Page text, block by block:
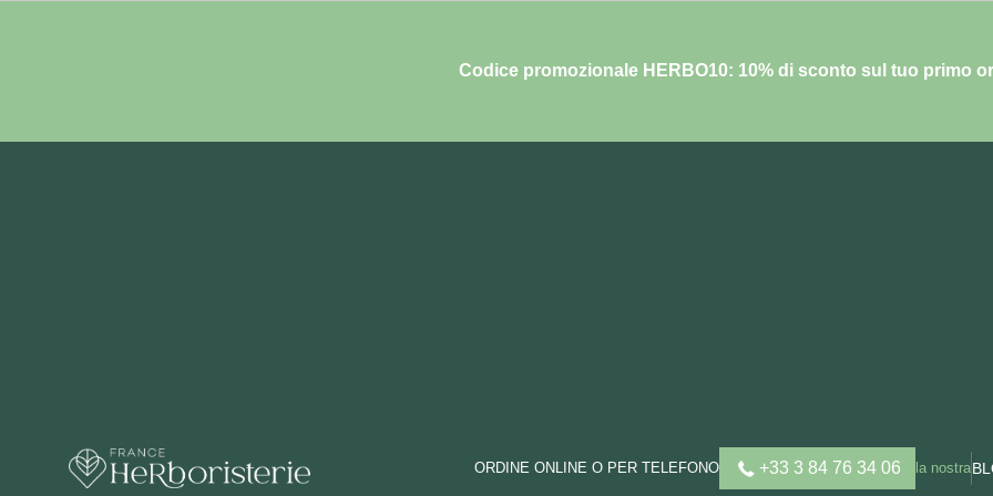
Codice promozionale HERBO10: 10% di sconto sul tuo primo
ORDINE ONLINE O PER TELEFONO +33 3 84 76 34 06 la nostra